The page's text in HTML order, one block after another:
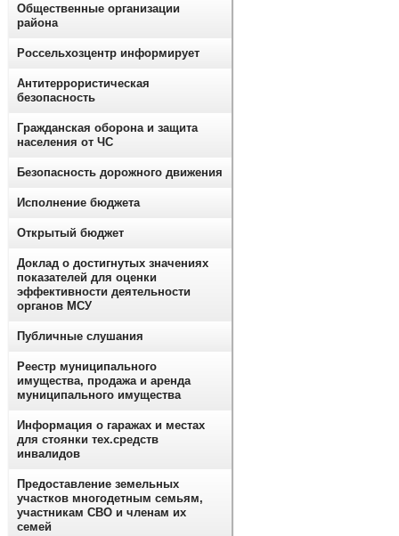
Общественные организации
района
Россельхозцентр информирует
Антитеррористическая
безопасность
Гражданская оборона и защита
населения от ЧС
Безопасность дорожного движения
Исполнение бюджета
Открытый бюджет
Доклад о достигнутых значениях
показателей для оценки
эффективности деятельности
органов МСУ
Публичные слушания
Реестр муниципального
имущества, продажа и аренда
муниципального имущества
Информация о гаражах и местах
для стоянки тех.средств
инвалидов
Предоставление земельных
участков многодетным семьям,
участникам СВО и членам их
семей